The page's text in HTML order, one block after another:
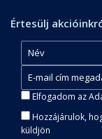
Értesülj
Elfogadom az
Hozzájárulok,
küldjön